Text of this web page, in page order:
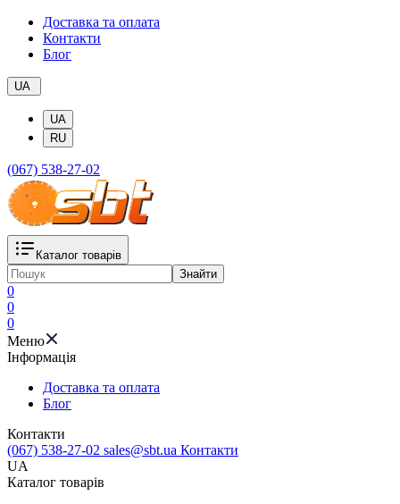
Доставка та оплата
Контакти
Блог
UA
UA
RU
(067) 538-27-02
Каталог товарів
Знайти
0
0
0
Меню
Iнформація
Доставка та оплата
Блог
Контакти
(067) 538-27-02 sales@sbt.ua Контакти
UA
Каталог товарів